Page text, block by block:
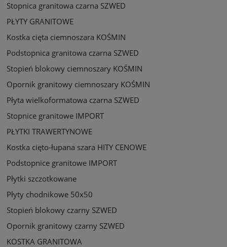
Stopnica granitowa czarna SZWED
PŁYTY GRANITOWE
Kostka cięta ciemnoszara KOŚMIN
Podstopnica granitowa czarna SZWED
Stopień blokowy ciemnoszary KOŚMIN
Opornik granitowy ciemnoszary KOŚMIN
Płyta wielkoformatowa czarna SZWED
Stopnice granitowe IMPORT
PŁYTKI TRAWERTYNOWE
Kostka cięto-łupana szara HITY CENOWE
Podstopnice granitowe IMPORT
Płytki szczotkowane
Płyty chodnikowe 50x50
Stopień blokowy czarny SZWED
Opornik granitowy czarny SZWED
KOSTKA GRANITOWA